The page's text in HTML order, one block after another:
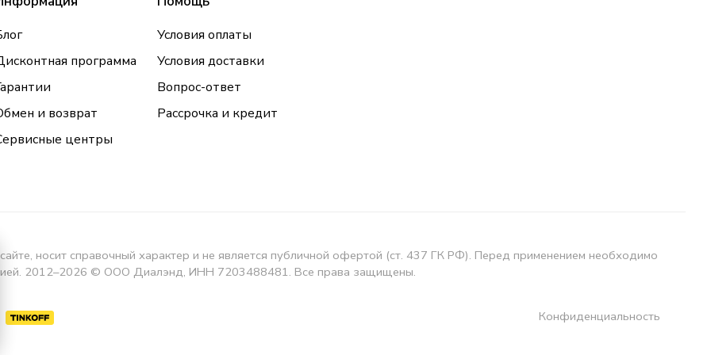
программа
и возврат
центры
Условия оплаты
Условия доставки
Вопрос-ответ
Рассрочка и кредит
носит справочный характер и не является публичной офертой (ст. 437 ГК РФ). Перед применением необходимо
2012–2026 © ООО Диалэнд, ИНН 7203488481. Все права защищены.
Конфиденциальность